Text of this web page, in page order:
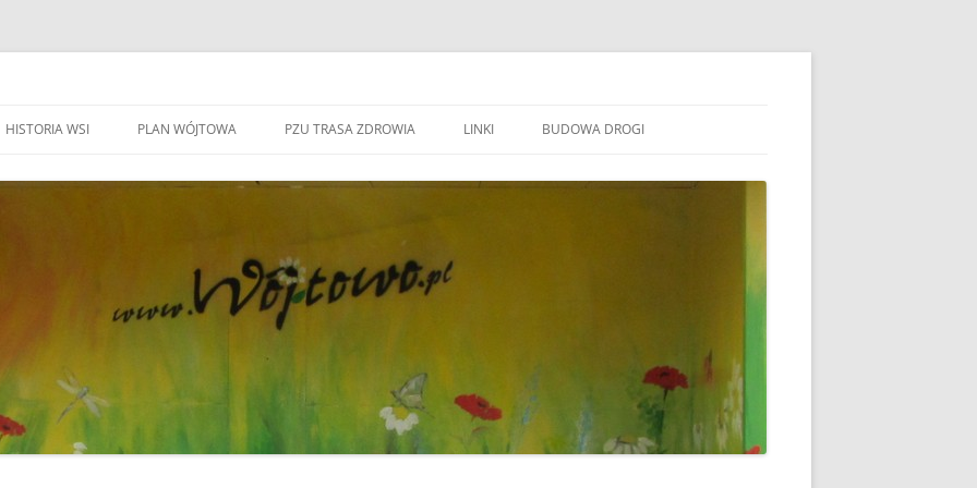
ŚMIECI
HISTORIA WSI
KAPLICZKI I KRZYŻE W WÓJTOWIE
ZWIĄZANI Z WÓJOWEM
BO JESTEM STĄD
PLAN WÓJTOWA PZU TRASA ZDROWIA LINKI
OLSZTYN
GMINA BARCZEWO DYŻURY RADNYCH
BUDOWA DROGI